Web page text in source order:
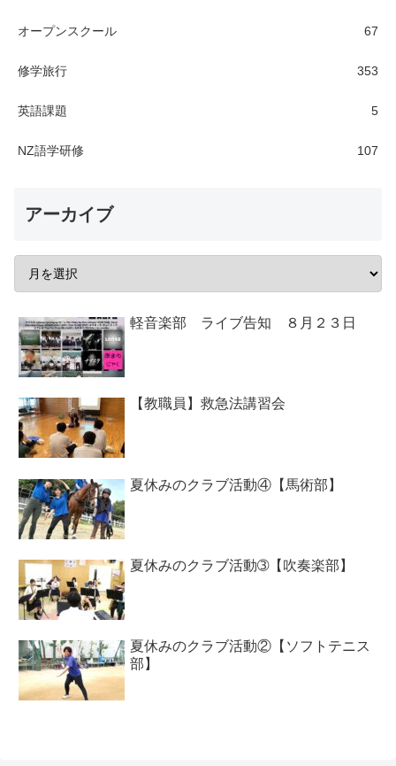
オープンスクール 67
修学旅行 353
英語課題 5
NZ語学研修 107
アーカイブ
軽音楽部 ライブ告知 ８月２３日
【教職員】救急法講習会
夏休みのクラブ活動④【馬術部】
夏休みのクラブ活動➂【吹奏楽部】
夏休みのクラブ活動②【ソフトテニス
部】